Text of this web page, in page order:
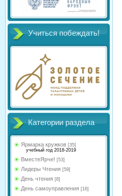
Учиться побеждать!
Категории раздела
Ярмарка кружков [35]
учебный год 2018-2019
ВместеЯрче! [53]
Лидеры Чтения [59]
День чтения [8]
День самоуправления [16]